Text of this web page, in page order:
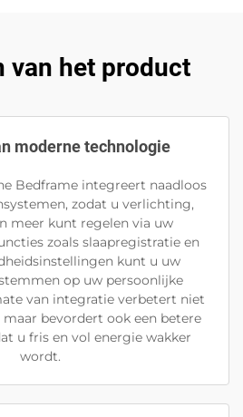
van het product
moderne technologie
Bedframe integreert naadloos
zodat u verlichting,
meer kunt regelen via uw
zoals slaapregistratie en
kunt u uw
op uw persoonlijke
van integratie verbetert niet
bevordert ook een betere
u fris en vol energie wakker
wordt.